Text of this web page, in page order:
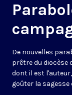
De nouvelles
prêtre du diocèse
dont il est
goûter la sagesse